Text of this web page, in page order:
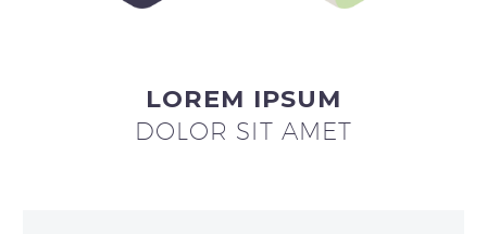
LOREM IPSUM
DOLOR SIT AMET